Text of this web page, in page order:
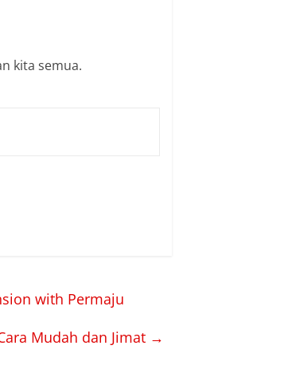
kita semua.
with Permaju
Mudah dan Jimat →